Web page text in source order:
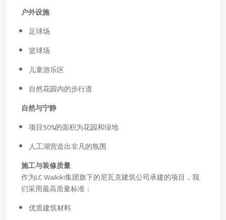
户外设施
足球场
篮球场
儿童游乐区
自然花园内的步行道
自然与宁静
项目50%的面积为花园和绿地
人工湖营造出非凡的氛围
施工与装修质量
作为LC Waikiki集团旗下的尼瓦克建筑公司承建的项目，我
们采用最高质量标准：
优质建筑材料